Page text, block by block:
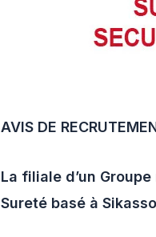
AVIS DE
La filiale d’un
Sureté basé à